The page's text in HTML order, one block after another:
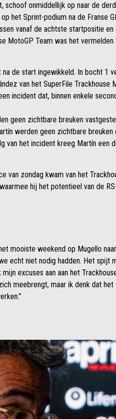
schoof onmiddellijk op naar de
het Sprint-podium na de Franse
vanaf de achtste startpositie
MotoGP Team was het
de start ingewikkeld. In bocht 1
van het SuperFile Trackhouse
incident dat, binnen enkele
geen zichtbare breuken
werden geen zichtbare
van het incident kreeg Martín een
van zondag kwam van het
hij het potentieel van de
mooiste weekend op Mugello
echt niet nodig hadden. Het spijt
excuses aan aan het
meebrengt, maar ik denk dat